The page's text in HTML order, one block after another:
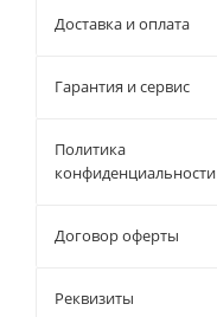
Доставка и оплата
Гарантия и сервис
Политика
конфиденциальности
Договор оферты
Реквизиты